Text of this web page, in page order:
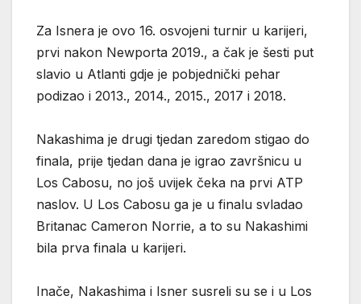
Za Isnera je ovo 16. osvojeni turnir u karijeri,
prvi nakon Newporta 2019., a čak je šesti put
slavio u Atlanti gdje je pobjednički pehar
podizao i 2013., 2014., 2015., 2017 i 2018.
Nakashima je drugi tjedan zaredom stigao do
finala, prije tjedan dana je igrao završnicu u
Los Cabosu, no još uvijek čeka na prvi ATP
naslov. U Los Cabosu ga je u finalu svladao
Britanac Cameron Norrie, a to su Nakashimi
bila prva finala u karijeri.
Inače, Nakashima i Isner susreli su se i u Los